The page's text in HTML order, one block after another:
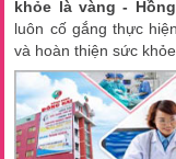
khỏe là vàng -
luôn cố gắng thực
và hoàn thiện sức